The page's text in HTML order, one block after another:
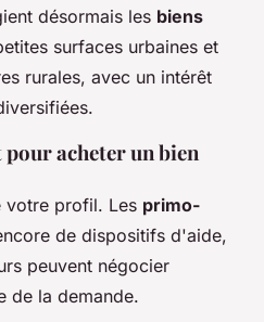
désormais les biens
surfaces urbaines et
rurales, avec un intérêt
acheter un bien
votre profil. Les primo-
de dispositifs d'aide,
peuvent négocier
de la demande.